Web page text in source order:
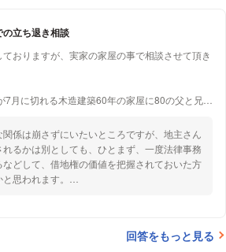
更 事業所を立ち退くのは大損失となり正直、存
すのではっきりと断り続けました。
約書を渡されました。
契約書で５年の契約期間でした。しかしその時
一般定期借地権設定契約書というものでした。
年の契約期間とあります。
立ち退き相談
おりますが、実家の家屋の事で相談させて頂き
7月に切れる木造建築60年の家屋に80の父と兄が
連絡がありました。家自体はもう古く、売却価
地を返すとしたらどうなるかと、解体費用等確
かると言われました。介護の父を今交代でみて
合いさせて頂いておりますのであまりもめたくな
係は崩さずにいたいところですが、地主さん
るかは別としても、ひとまず、一度法律事務
どして、借地権の価値を把握されておいた方
思われます。
回答をもっと見る